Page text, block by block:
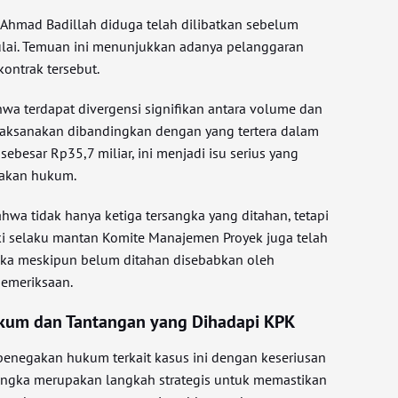
Badillah diduga telah dilibatkan sebelum
Temuan ini menunjukkan adanya pelanggaran
tersebut.
terdapat divergensi signifikan antara volume dan
dibandingkan dengan yang tertera dalam
Rp35,7 miliar, ini menjadi isu serius yang
hukum.
tidak hanya ketiga tersangka yang ditahan, tetapi
selaku mantan Komite Manajemen Proyek juga telah
meskipun belum ditahan disebabkan oleh
dan Tantangan yang Dihadapi KPK
hukum terkait kasus ini dengan keseriusan
merupakan langkah strategis untuk memastikan